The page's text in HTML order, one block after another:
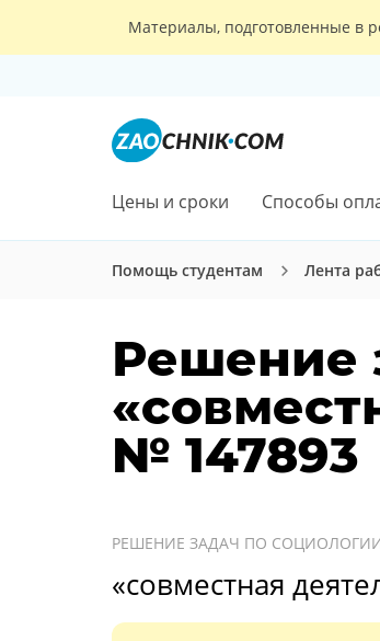
Материалы, подготовленные в
Цены и сроки Способы
Помощь студентам Лента
Решение
№ 147893
РЕШЕНИЕ ЗАДАЧ ПО
«совместная